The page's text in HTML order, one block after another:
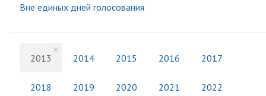
Вне единых дней голосования
2013 2014 2015 2016 2017
2018 2019 2020 2021 2022